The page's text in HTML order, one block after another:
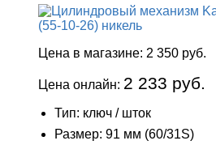
Цена в магазине: 2 350 руб.
Цена онлайн: 2 233 руб.
Тип: ключ / шток
Размер: 91 мм (60/31S)